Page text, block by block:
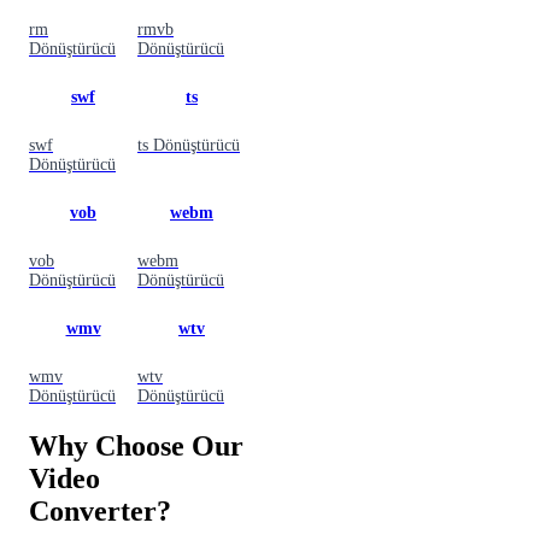
rm
Dönüştürücü
rmvb
Dönüştürücü
swf
swf
Dönüştürücü
ts
ts Dönüştürücü
vob
vob
Dönüştürücü
webm
webm
Dönüştürücü
wmv
wmv
Dönüştürücü
wtv
wtv
Dönüştürücü
Why Choose Our
Video
Converter?